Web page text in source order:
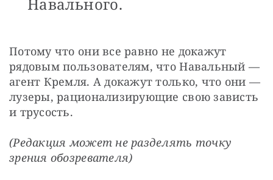
Потому что они все равно не докажут
рядовым пользователям, что Навальный —
агент Кремля. А докажут только, что они —
лузеры, рационализирующие свою зависть
и трусость.
(Редакция может не разделять точку
зрения обозревателя)